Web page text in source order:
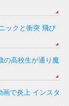
ックと衝突 飛び
の高校生が通り魔
で炎上 インスタ